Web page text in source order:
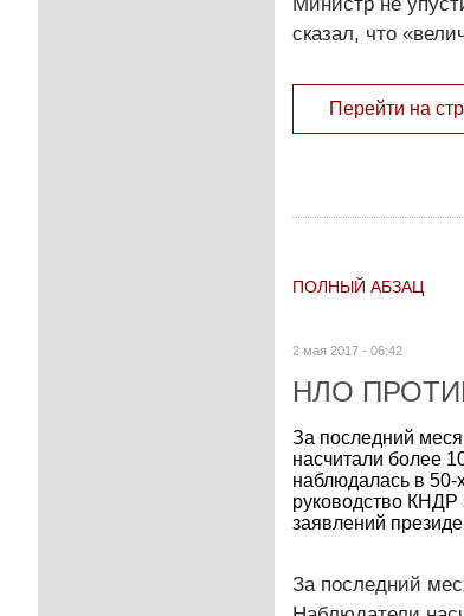
сказал, что
Перейти на
ПОЛНЫЙ АБЗАЦ
2 мая 2017 - 06:42
НЛО
За последний
насчитали более
наблюдалась в 50-
руководство КНДР
заявлений
За последний